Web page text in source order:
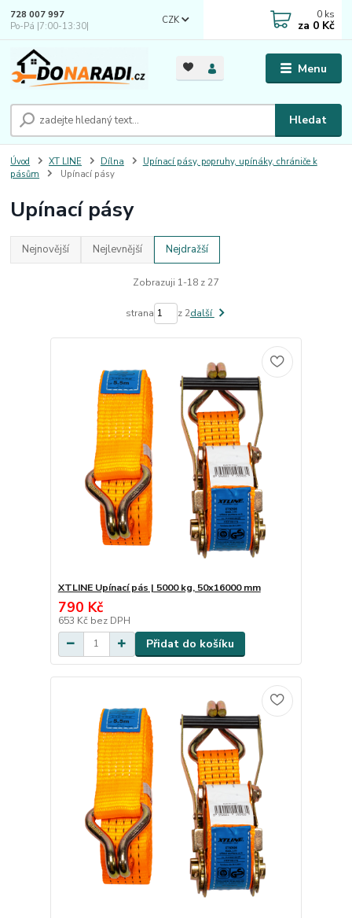
Menu
CZK
Hledat
728 007 997
Po-Pá |7:00-13:30|
0 ks
za 0 Kč
Úvod XT LINE Dílna
Upínací pásy, popruhy, upínáky, chrániče k
pásům
Upínací pásy
Upínací pásy
Nejnovější Nejlevnější Nejdražší
Zobrazuji 1-18 z 27
strana z 2další
XTLINE Upínací pás | 5000 kg, 50x16000 mm
790 Kč
653 Kč bez DPH
Přidat do košíku